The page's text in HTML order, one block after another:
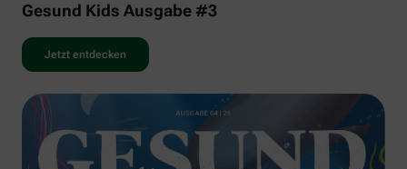
Gesund Kids Ausgabe #3
Jetzt entdecken